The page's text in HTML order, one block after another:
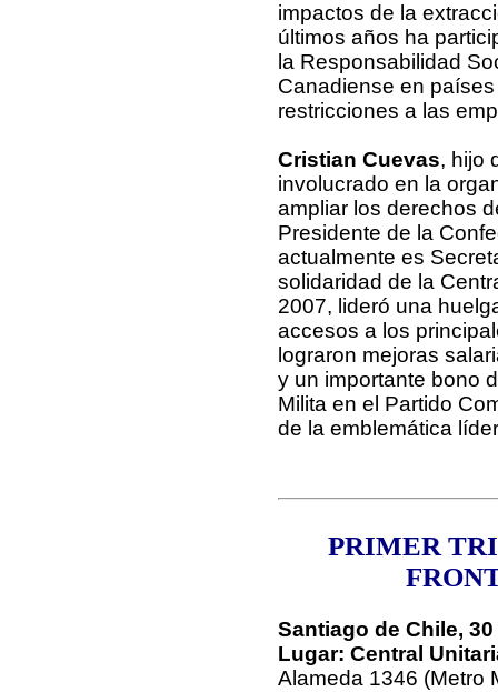
impactos de la
últimos años ha
la Responsabilidad
Canadiense en
restricciones a las
Cristian Cuevas, hijo
involucrado en la
ampliar los derechos
Presidente de la
actualmente es
solidaridad de la
2007, lideró una
accesos a los
lograron mejoras
y un importante bono
Milita en el Partido
de la emblemática
PRIMER
Santiago de Chile,
Lugar: Central
Alameda 1346 (Metro